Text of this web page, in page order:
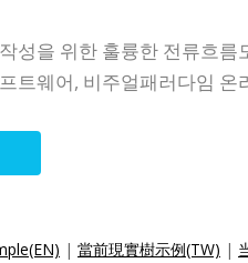
성을 위한 훌륭한 전류흐름
트웨어, 비주얼패러다임 온
| 當前現實樹示例(TW) |